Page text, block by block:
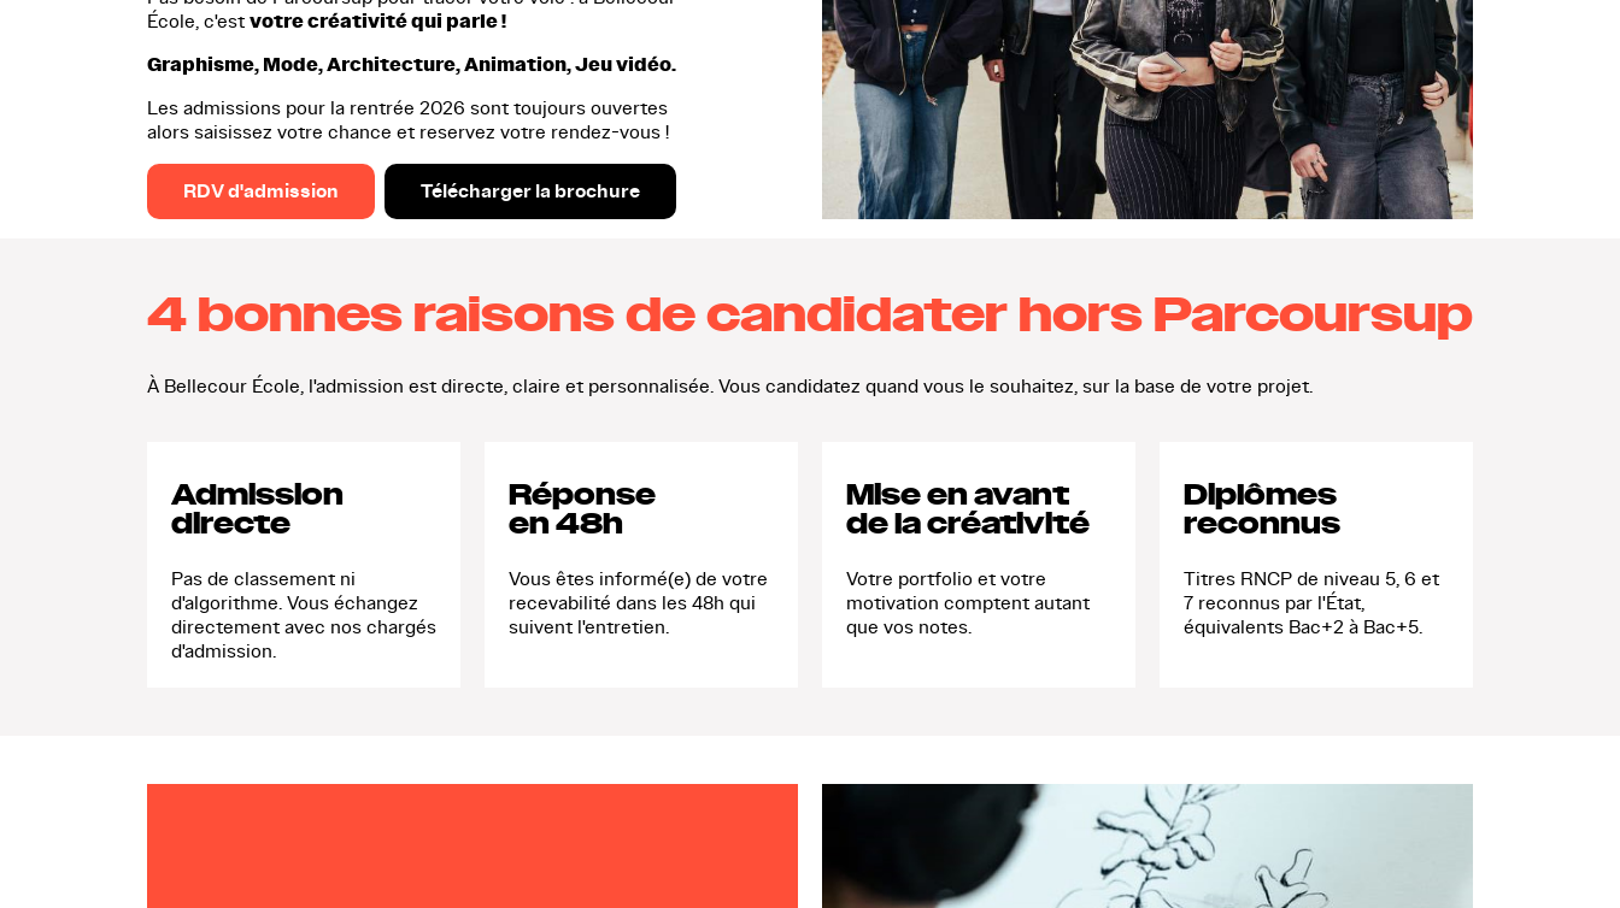
École, c'est votre créativité qui parle !
Graphisme, Mode, Architecture, Animation, Jeu vidéo.
Les admissions pour la rentrée 2026 sont toujours ouvertes
alors saisissez votre chance et reservez votre rendez-vous !
RDV d'admission Télécharger la brochure
4 bonnes raisons de candidater hors Parcoursup
À Bellecour École, l'admission est directe, claire et personnalisée. Vous candidatez quand vous le souhaitez, sur la base de votre projet.
Admission
directe
Pas de classement ni
d'algorithme. Vous échangez
directement avec nos chargés
d'admission.
Réponse
en 48h
Vous êtes informé(e) de votre
recevabilité dans les 48h qui
suivent l'entretien.
Mise en avant
de la créativité
Votre portfolio et votre
motivation comptent autant
que vos notes.
Diplômes
reconnus
Titres RNCP de niveau 5, 6 et
7 reconnus par l'État,
équivalents Bac+2 à Bac+5.